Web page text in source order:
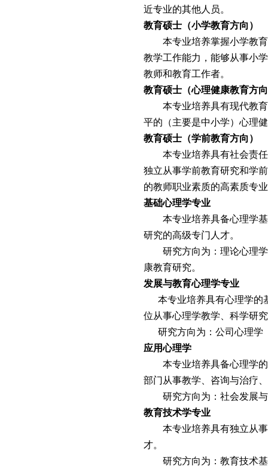
近专业的其他人员。
教育硕士（小学教育方向）
本专业培养掌握小学教
教学工作能力，能够从事小
教师和教育工作者。
教育硕士（心理健康教育方
本专业培养具有现代教
平的（主要是中小学）心理
教育硕士（学前教育方向）
本专业培养具有社会责
独立从事学前教育研究和学
的教师职业素质的高素质专
基础心理学专业
本专业培养具备心理学
研究的高级专门人才。
研究方向为：理论心理
康教育研究。
发展与教育心理学专业
本专业培养具有心理学的
位从事心理学教学、科学研
研究方向为：公司心理学
应用心理学
本专业培养具备心理学
部门从事教学、咨询与治疗
研究方向为：社会发展
教育技术学专业
本专业培养具有独立从
才。
研究方向为：教育技术